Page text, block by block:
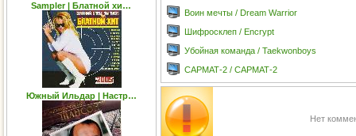
Sampler | Блатной хи…
Южный Ильдар | Настр…
Воин мечты / Dream Warrior
Шифросклеп / Encrypt
Убойная команда / Taekwonboys
САРМАТ-2 / САРМАТ-2
Нет